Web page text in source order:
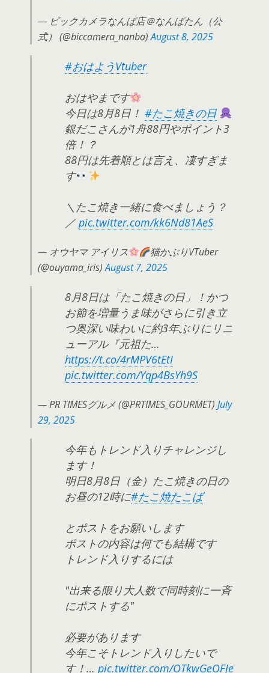
— ビックカメラなんば店＠なんばたん（公
式） (@biccamera_nanba)August 8, 2025
#おはようVtuber
おはやまです
今日は8月8日！ #たこ焼きの日
銀だこさんが1舟88円やポイント3
倍！？
88円は先着順とは言え、凄すぎま
す
＼たこ焼き一緒に食べましょう？
／ pic.twitter.com/kk6Nd81AeS
— オウヤマ アイリス
猫かぶりVTuber
(@ouyama_iris)August 7, 2025
8月8日は「たこ焼きの日」！かつ
お節を増量うま味がさらに引き立
つ奥深い味わいに約3年ぶりにリニ
ューアル『元祖た…
https://t.co/4rMPV6tEtI
pic.twitter.com/Yqp4BsYh9S
— PR TIMESグルメ (@PRTIMES_GOURMET) July
29, 2025
今年もトレンド入りチャレンジし
ます！
明日8月8日（金）たこ焼きの日の
お昼の12時に#たこ焼たこば
とポストをお願いします
ポストの内容は何でも結構です
トレンド入りするには
"出来る限り大人数で同時刻に一斉
にポストする"
必要があります
今年こそトレンド入りしたいで
す！… pic.twitter.com/OTkwGeOFJe